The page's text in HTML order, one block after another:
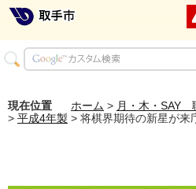
現在位置 ホーム > 月・木・SAY
> 平成4年製 > 将棋界期待の新星が来